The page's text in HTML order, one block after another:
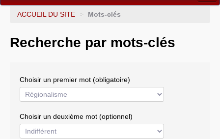
Dossiers
Gouvernance mondiale & mondialisation
Résistances
ACCUEIL DU SITE > Mots-clés
Recherche par mots-clés
Choisir un premier mot (obligatoire)
Choisir un deuxième mot (optionnel)